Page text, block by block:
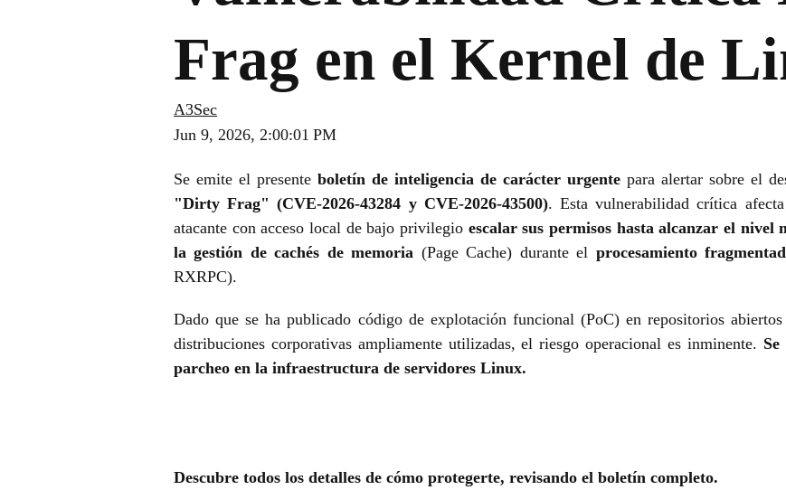
Frag en el Kernel de
A3Sec
Jun 9, 2026, 2:00:01 PM
Se emite el presente boletín de inteligencia de carácter urgente para alertar sobre el
"Dirty Frag" (CVE-2026-43284 y CVE-2026-43500). Esta vulnerabilidad crítica
atacante con acceso local de bajo privilegio escalar sus permisos hasta alcanzar el nivel
la gestión de cachés de memoria (Page Cache) durante el procesamiento
RXRPC).
Dado que se ha publicado código de explotación funcional (PoC) en repositorios
distribuciones corporativas ampliamente utilizadas, el riesgo operacional es inminente.
parcheo en la infraestructura de servidores Linux.
Descubre todos los detalles de cómo protegerte, revisando el boletín completo.